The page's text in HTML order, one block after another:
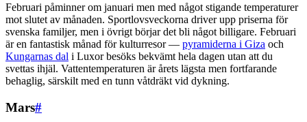
Februari påminner om januari men med något stigande temperaturer
mot slutet av månaden. Sportlovsveckorna driver upp priserna för
svenska familjer, men i övrigt börjar det bli något billigare. Februari
är en fantastisk månad för kulturresor — pyramiderna i Giza och
Kungarnas dal i Luxor besöks bekvämt hela dagen utan att du
svettas ihjäl. Vattentemperaturen är årets lägsta men fortfarande
behaglig, särskilt med en tunn våtdräkt vid dykning.
Mars#